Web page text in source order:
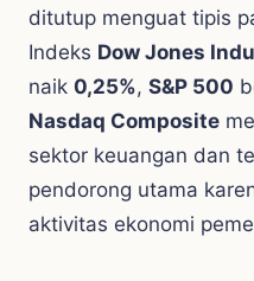
ditutup menguat tipis
Indeks Dow Jones
naik 0,25%, S&P 500
Nasdaq Composite
sektor keuangan dan
pendorong utama
aktivitas ekonomi